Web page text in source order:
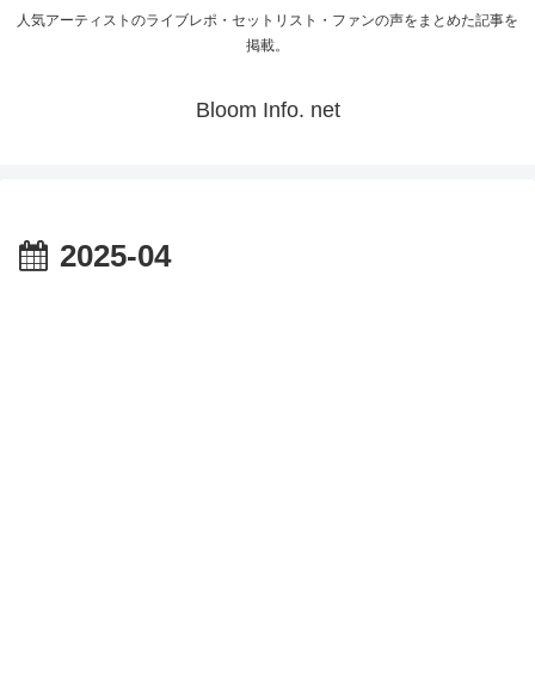
人気アーティストのライブレポ・セットリスト・ファンの声をまとめた記事を
掲載。
Bloom Info. net
2025-04